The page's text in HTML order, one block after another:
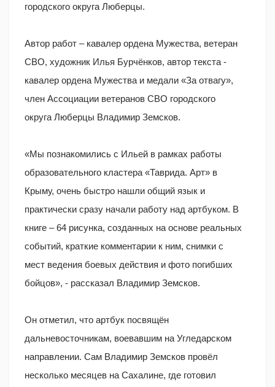
городского округа Люберцы.
Автор работ – кавалер ордена Мужества, ветеран
СВО, художник Илья Бурчёнков, автор текста -
кавалер ордена Мужества и медали «За отвагу»,
член Ассоциации ветеранов СВО городского
округа Люберцы Владимир Земсков.
«Мы познакомились с Ильей в рамках работы
образовательного кластера «Таврида. Арт» в
Крыму, очень быстро нашли общий язык и
практически сразу начали работу над артбуком. В
книге – 64 рисунка, созданных на основе реальных
событий, краткие комментарии к ним, снимки с
мест ведения боевых действия и фото погибших
бойцов», - рассказал Владимир Земсков.
Он отметил, что артбук посвящён
дальневосточникам, воевавшим на Угледарском
направлении. Сам Владимир Земсков провёл
несколько месяцев на Сахалине, где готовил